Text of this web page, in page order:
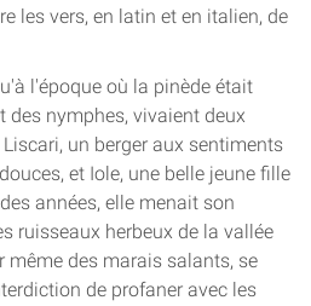
les vers, en latin et en italien, de
l'époque où la pinède était
des nymphes, vivaient deux
un berger aux sentiments
et Iole, une belle jeune fille
années, elle menait son
ruisseaux herbeux de la vallée
même des marais salants, se
de profaner avec les